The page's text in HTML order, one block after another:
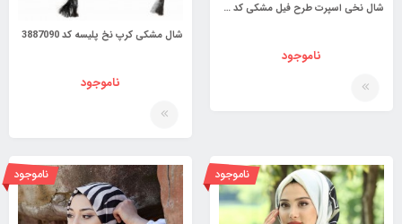
شال نخی اسپرت طرح فیل مشکی کد 4040331
ناموجود
شال مشکی کرپ نخ پلیسه کد 3887090
ناموجود
ناموجود ناموجود